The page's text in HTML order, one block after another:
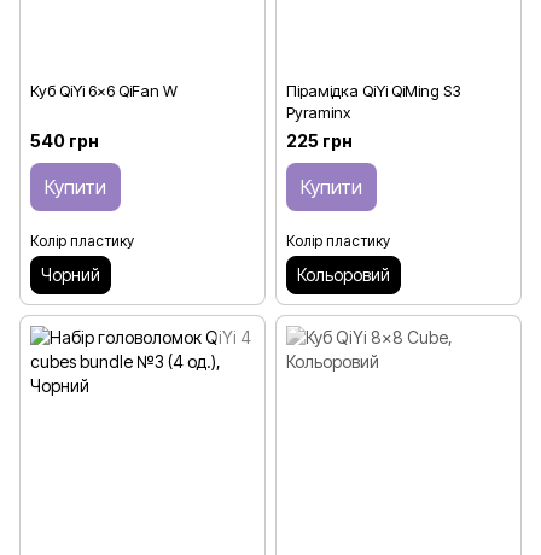
Куб QiYi 6x6 QiFan W
540 грн
Купити
Колір пластику
Чорний
Пірамідка QiYi QiMing S3
Pyraminx
225 грн
Купити
Колір пластику
Кольоровий